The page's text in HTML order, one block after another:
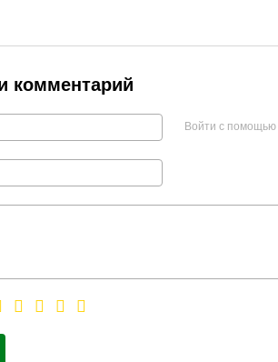
комментарий
Войти с помощью